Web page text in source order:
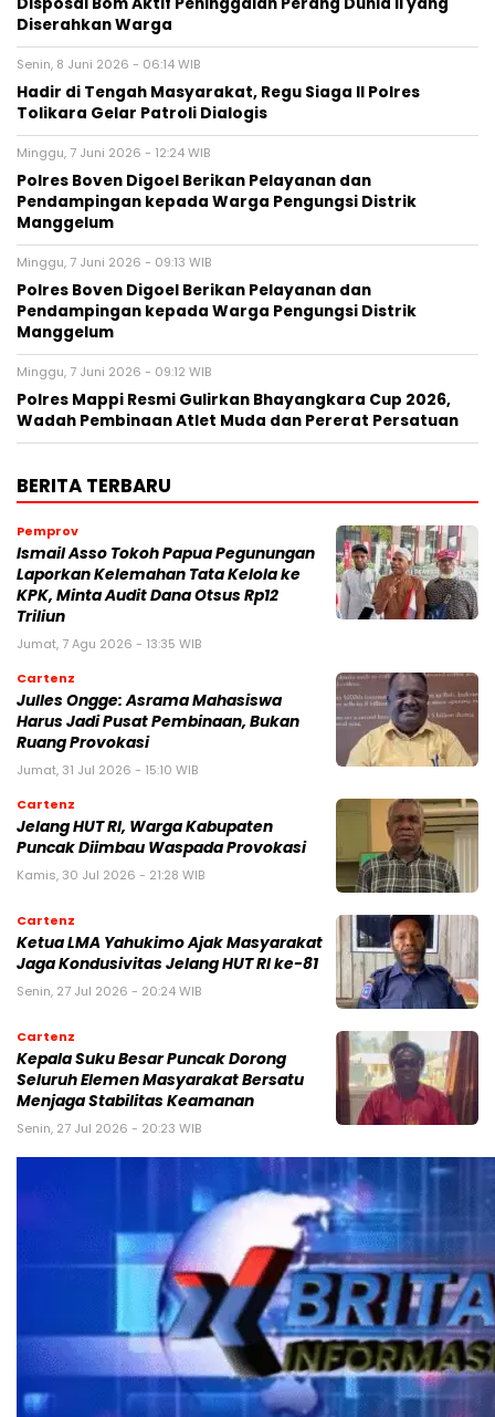
Disposal Bom Aktif Peninggalan Perang Dunia II yang
Diserahkan Warga
Senin, 8 Juni 2026 - 06:14 WIB
Hadir di Tengah Masyarakat, Regu Siaga II Polres
Tolikara Gelar Patroli Dialogis
Minggu, 7 Juni 2026 - 12:24 WIB
Polres Boven Digoel Berikan Pelayanan dan
Pendampingan kepada Warga Pengungsi Distrik
Manggelum
Minggu, 7 Juni 2026 - 09:13 WIB
Polres Boven Digoel Berikan Pelayanan dan
Pendampingan kepada Warga Pengungsi Distrik
Manggelum
Minggu, 7 Juni 2026 - 09:12 WIB
Polres Mappi Resmi Gulirkan Bhayangkara Cup 2026,
Wadah Pembinaan Atlet Muda dan Pererat Persatuan
BERITA TERBARU
Pemprov
Ismail Asso Tokoh Papua Pegunungan
Laporkan Kelemahan Tata Kelola ke
KPK, Minta Audit Dana Otsus Rp12
Triliun
Jumat, 7 Agu 2026 - 13:35 WIB
Cartenz
Julles Ongge: Asrama Mahasiswa
Harus Jadi Pusat Pembinaan, Bukan
Ruang Provokasi
Jumat, 31 Jul 2026 - 15:10 WIB
Cartenz
Jelang HUT RI, Warga Kabupaten
Puncak Diimbau Waspada Provokasi
Kamis, 30 Jul 2026 - 21:28 WIB
Cartenz
Ketua LMA Yahukimo Ajak Masyarakat
Jaga Kondusivitas Jelang HUT RI ke-81
Senin, 27 Jul 2026 - 20:24 WIB
Cartenz
Kepala Suku Besar Puncak Dorong
Seluruh Elemen Masyarakat Bersatu
Menjaga Stabilitas Keamanan
Senin, 27 Jul 2026 - 20:23 WIB